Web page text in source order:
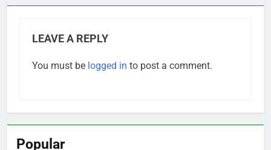
LEAVE A REPLY
You must be logged in to post a comment.
Popular